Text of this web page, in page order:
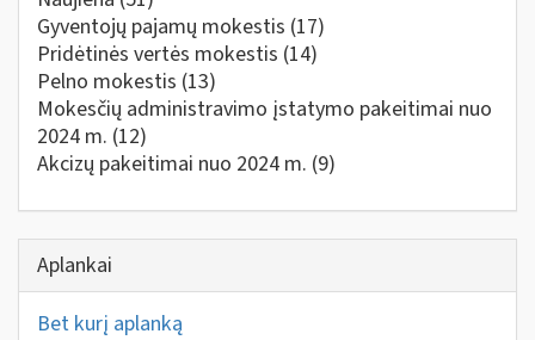
Gyventojų pajamų mokestis (17)
Pridėtinės vertės mokestis (14)
Pelno mokestis (13)
Mokesčių administravimo įstatymo pakeitimai nuo
2024 m. (12)
Akcizų pakeitimai nuo 2024 m. (9)
Aplankai
Bet kurį aplanką